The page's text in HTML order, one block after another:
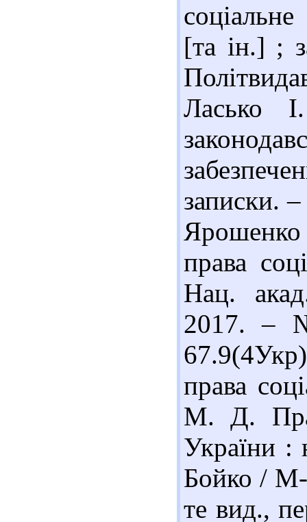
[та ін.] ;
Ласько
записки.
права
Нац.
2017. –
права
М. Д.
України :
Бойко / М-
те вид.,